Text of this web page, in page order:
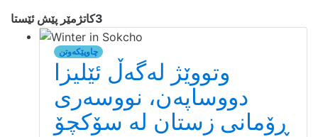
3كاتژمێر پێش ئێستا
چاوپێکەوتن
وتووێژ لەگەڵ ئێلیزا
دووساپەن، نووسەری
ڕۆمانی زستان لە سۆکچۆ